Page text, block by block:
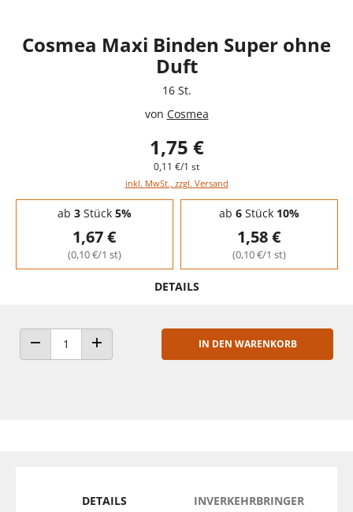
Cosmea Maxi Binden Super ohne
Duft
16 St.
von Cosmea
1,75 €
0,11 €/1 st
inkl. MwSt., zzgl. Versand
Staffelpreise - Mengenrabatt
ab 3Stück 5%
1,67 €
(0,10 €/1 st)
ab 6Stück 10%
1,58 €
(0,10 €/1 st)
DETAILS
ANZAHL VERRINGERNANZAHL ERHÖHEN
IN DEN WARENKORB
DETAILS INVERKEHRBRINGER